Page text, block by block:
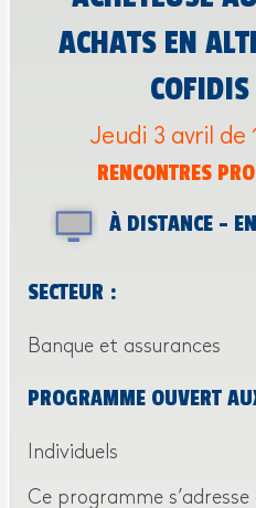
ACHATS EN
Jeudi 3 avril de
RENCONTRES
À DISTANCE -
SECTEUR :
Banque et assurances
PROGRAMME OUVERT
Individuels
Ce programme s’adresse